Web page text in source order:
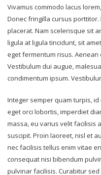
Vivamus commodo lacus
Donec fringilla cursus
placerat. Nam scelerisque sit
ligula at ligula tincidunt, sit
eget fermentum risus.
Vestibulum dui augue,
condimentum ipsum.
Integer semper quam turpis,
eget orci lobortis, imperdiet
massa, eu varius velit facilisis
suscipit. Proin laoreet, nisl et
nec facilisis tellus enim vitae
consequat nisi bibendum
pulvinar facilisis. Curabitur sed